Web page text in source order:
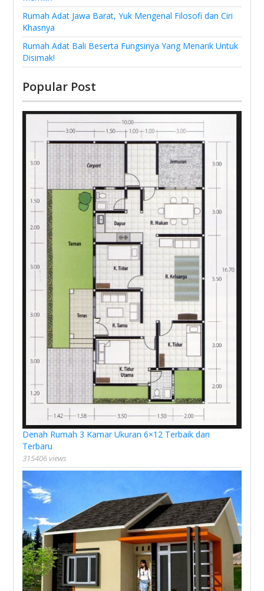
Rumah Adat Jawa Barat, Yuk Mengenal Filosofi dan Ciri
Khasnya
Rumah Adat Bali Beserta Fungsinya Yang Menarik Untuk
Disimak!
Popular Post
Denah Rumah 3 Kamar Ukuran 6×12 Terbaik dan
Terbaru
315406 views